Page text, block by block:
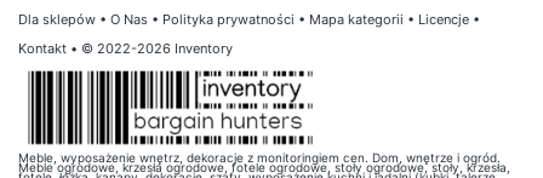
Dla sklepów • O Nas • Polityka prywatności • Mapa kategorii • Licencje •
Kontakt • © 2022-2026 Inventory
Meble, wyposażenie wnętrz, dekoracje z monitoringiem cen. Dom, wnętrze i ogród.
Meble ogrodowe, krzesła ogrodowe, fotele ogrodowe, stoły ogrodowe, stoły, krzesła,